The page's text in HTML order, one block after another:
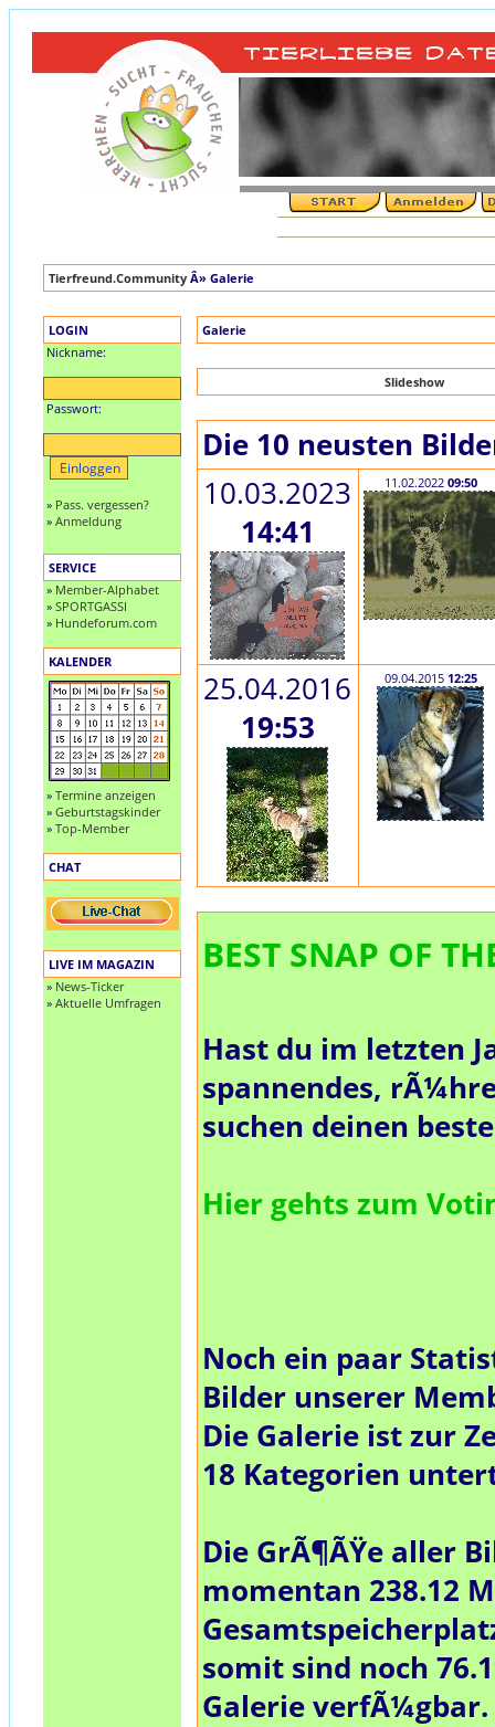
Tierfreund.Community Â» Galerie
LOGIN
Nickname:
Passwort:
» Pass. vergessen?
» Anmeldung
SERVICE
» Member-Alphabet
» SPORTGASSI
» Hundeforum.com
KALENDER
» Termine anzeigen
» Geburtstagskinder
» Top-Member
CHAT
LIVE IM MAGAZIN
» News-Ticker
» Aktuelle Umfragen
Galerie
Slideshow
Die 10 neusten
10.03.2023
14:41
11.02.2022 09:50
25.04.2016
19:53
09.04.2015 12:25
BEST SNAP OF
Hast du im letzten
spannendes,
suchen deinen
Hier gehts zum
Noch ein paar
Bilder unserer
Die Galerie ist zur
18 Kategorien
Die GrÃ¶ÃŸe aller
momentan 238.12
somit sind noch
Galerie verfÃ¼gbar.